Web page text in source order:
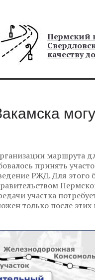
Пермский
качеству
маршрута
принять
РЖД. Для этого
участка
только после